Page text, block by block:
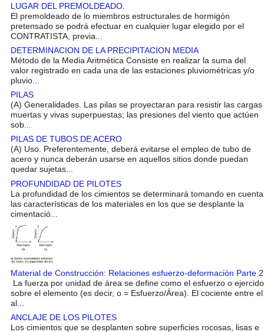
LUGAR DEL PREMOLDEADO.
El premoldeado de lo miembros estructurales de hormigón
pretensado se podrá efectuar en cualquier lugar elegido por el
CONTRATISTA, previa...
DETERMINACION DE LA PRECIPITACION MEDIA
Método de la Media Aritmética Consiste en realizar la suma del
valor registrado en cada una de las estaciones pluviométricas y/o
pluvio...
PILAS
(A) Generalidades. Las pilas se proyectaran para resistir las cargas
muertas y vivas superpuestas; las presiones del viento que actúen
sob...
PILAS DE TUBOS DE ACERO
(A) Uso. Preferentemente, deberá evitarse el empleo de tubo de
acero y nunca deberán usarse en aquellos sitios donde puedan
quedar sujetas...
PROFUNDIDAD DE PILOTES
La profundidad de los cimientos se determinará tomando en cuenta
las características de los materiales en los que se desplante la
cimentació...
Material de Construcción: Relaciones esfuerzo-deformación Parte 2
La fuerza por unidad de área se define como el esfuerzo o ejercido
sobre el elemento (es decir, o = Esfuerzo/Área). El cociente entre el
al...
ANCLAJE DE LOS PILOTES
Los cimientos que se desplanten sobre superficies rocosas, lisas e